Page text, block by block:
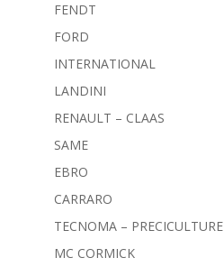
FENDT
FORD
INTERNATIONAL
LANDINI
RENAULT – CLAAS
SAME
EBRO
CARRARO
TECNOMA – PRECICULTURE
MC CORMICK